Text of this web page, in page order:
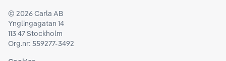
© 2026Carla AB
Ynglingagatan 14
113 47 Stockholm
Org.nr: 559277-3492